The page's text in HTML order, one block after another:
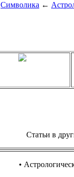
Символика ←
Статьи в
•